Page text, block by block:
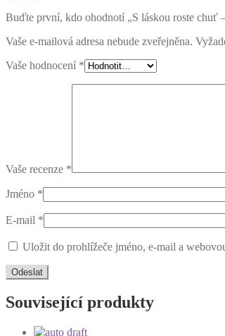
Buďte první, kdo ohodnotí „S láskou roste chuť
Vaše e-mailová adresa nebude zveřejněna.
Vaše hodnocení *
Vaše recenze *
Jméno *
E-mail *
Uložit do prohlížeče jméno, e-mail a
Související produkty